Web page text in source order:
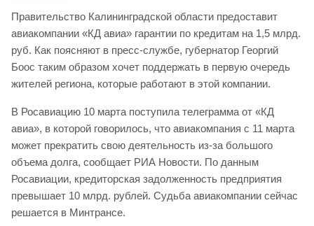
Правительство Калининградской области предоставит
авиакомпании «КД авиа» гарантии по кредитам на 1,5 млрд.
руб. Как поясняют в пресс-службе, губернатор Георгий
Боос таким образом хочет поддержать в первую очередь
жителей региона, которые работают в этой компании.
В Росавиацию 10 марта поступила телеграмма от «КД
авиа», в которой говорилось, что авиакомпания с 11 марта
может прекратить свою деятельность из-за большого
объема долга, сообщает РИА Новости. По данным
Росавиации, кредиторская задолженность предприятия
превышает 10 млрд. рублей. Судьба авиакомпании сейчас
решается в Минтрансе.